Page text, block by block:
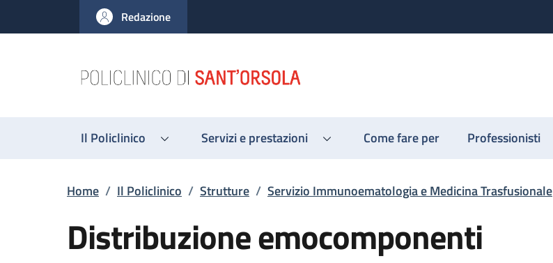
al contenuto principale
to footer content
Redazione
Il Policlinico Servizi e prestazioni Come fare per Professionisti
Briciole di pane
Home / Il Policlinico / Strutture / Servizio Immunoematologia e Medicina Trasfusionale
Distribuzione emocomponenti